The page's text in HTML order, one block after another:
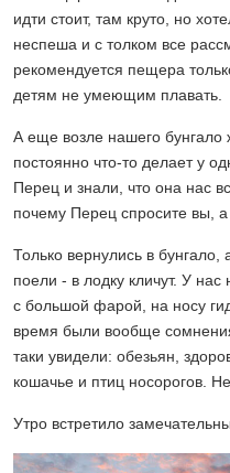
идти стоит, там круто, но
неспеша и с толком все
рекомендуется пещера
детям не умеющим плавать.
А еще возле нашего
постоянно что-то делает у
Перец и знали, что она нас
почему Перец спросите вы, а
Только вернулись в бунгало,
поели - в лодку кличут. У
с большой фарой, на носу
время были вообще
таки увидели: обезьян,
кошачье и птиц носорогов.
Утро встретило